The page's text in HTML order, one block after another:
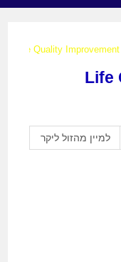
למיין מהזול ליקר